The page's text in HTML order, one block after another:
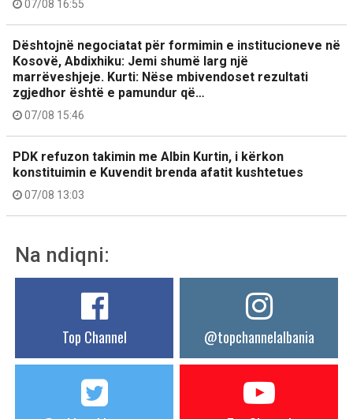
07/08 16:55
Dështojnë negociatat për formimin e institucioneve në
Kosovë, Abdixhiku: Jemi shumë larg një
marrëveshjeje. Kurti: Nëse mbivendoset rezultati
zgjedhor është e pamundur që…
07/08 15:46
PDK refuzon takimin me Albin Kurtin, i kërkon
konstituimin e Kuvendit brenda afatit kushtetues
07/08 13:03
Na ndiqni:
Top Channel @topchannelalbania